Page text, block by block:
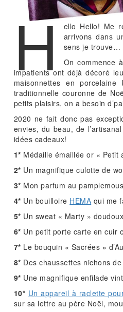
H ello Hello! Me
arrivons dans
sens je trouve…
On commence
impatients ont déjà décoré
maisonnettes en
traditionnelle couronne de
petits plaisirs, on a besoin
2020 ne fait donc pas
envies, du beau, de
idées cadeaux!
1* Médaille émaillée or « Petit
2* Un magnifique culotte de
3* Mon parfum au
4* Un bouilloire HEMA qui me
5* Un sweat « Marty »
6* Un petit porte carte en cuir
7* Le bouquin « Sacrées »
8* Des chaussettes nichons de
9* Une magnifique enfilade
10* Un appareil à raclette
sur sa lettre au père Noël,